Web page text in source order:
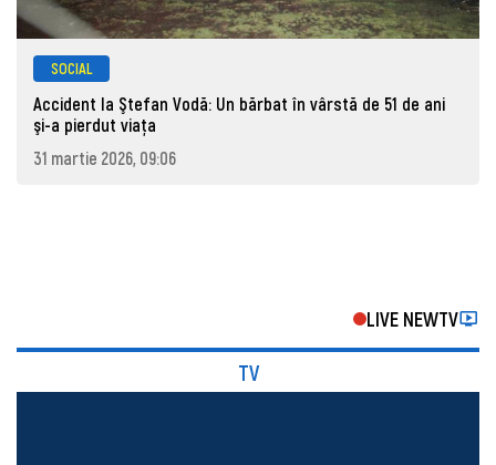
SOCIAL
Accident la Ştefan Vodă: Un bărbat în vârstă de 51 de ani
şi-a pierdut viaţa
31 martie 2026, 09:06
LIVE NEWTV
TV